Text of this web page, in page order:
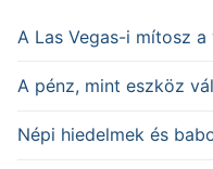
A Las Vegas-i mítosz a
A pénz, mint eszköz
Népi hiedelmek és